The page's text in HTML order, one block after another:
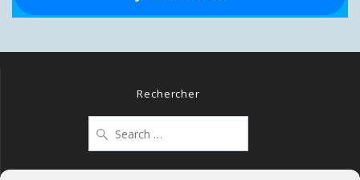
Rechercher
for: